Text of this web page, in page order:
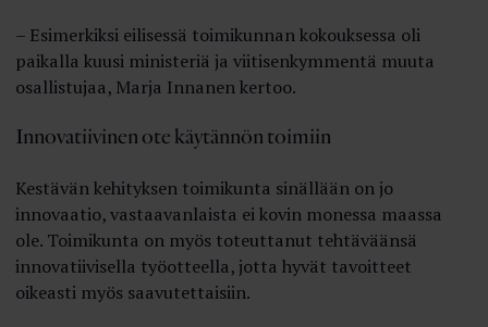
– Esimerkiksi eilisessä toimikunnan kokouksessa oli
paikalla kuusi ministeriä ja viitisenkymmentä muuta
osallistujaa, Marja Innanen kertoo.
Innovatiivinen ote käytännön toimiin
Kestävän kehityksen toimikunta sinällään on jo
innovaatio, vastaavanlaista ei kovin monessa maassa
ole. Toimikunta on myös toteuttanut tehtäväänsä
innovatiivisella työotteella, jotta hyvät tavoitteet
oikeasti myös saavutettaisiin.